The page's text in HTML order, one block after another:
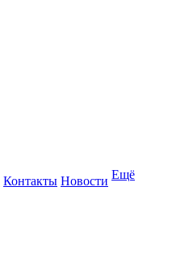
Контакты Новости Ещё